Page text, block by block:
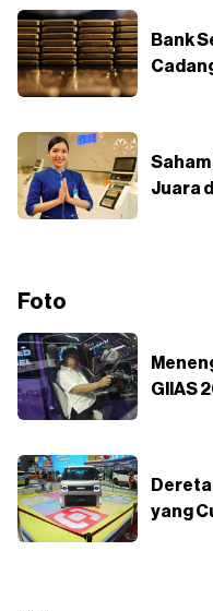
Bank
Saham
Juara
Foto
GIIAS
yang